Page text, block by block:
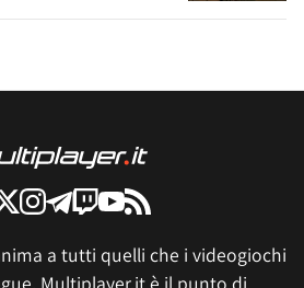
a tutti quelli che i videogiochi